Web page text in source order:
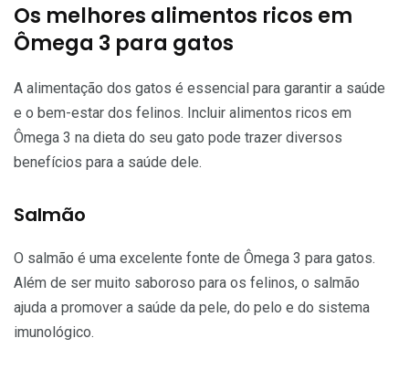
Os melhores alimentos ricos em
Ômega 3 para gatos
A alimentação dos gatos é essencial para garantir a saúde
e o bem-estar dos felinos. Incluir alimentos ricos em
Ômega 3 na dieta do seu gato pode trazer diversos
benefícios para a saúde dele.
Salmão
O salmão é uma excelente fonte de Ômega 3 para gatos.
Além de ser muito saboroso para os felinos, o salmão
ajuda a promover a saúde da pele, do pelo e do sistema
imunológico.